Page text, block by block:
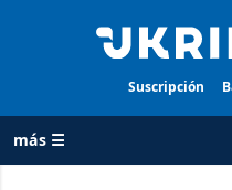
Suscripción
más ☰